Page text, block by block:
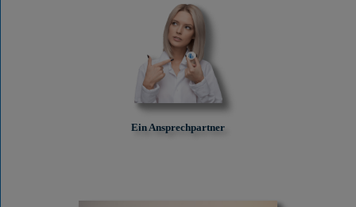
Ein Ansprechpartner